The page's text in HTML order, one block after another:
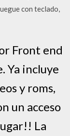
con teclado,
Front end
Ya incluye
y roms,
un acceso
La